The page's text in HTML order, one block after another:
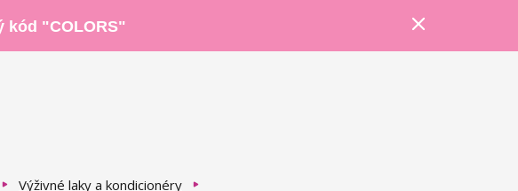
kód "COLORS"
Výživné laky a kondicionéry